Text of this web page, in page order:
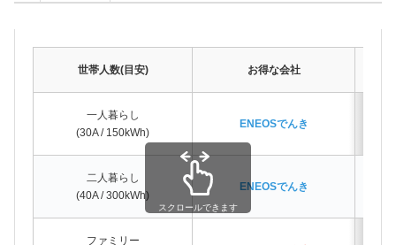
世帯人数(目安) お得な会社
一人暮らし
(30A / 150kWh)
ENEOSでんき
二人暮らし
(40A / 300kWh)
ENEOSでんき
ファミリー
スクロールできます